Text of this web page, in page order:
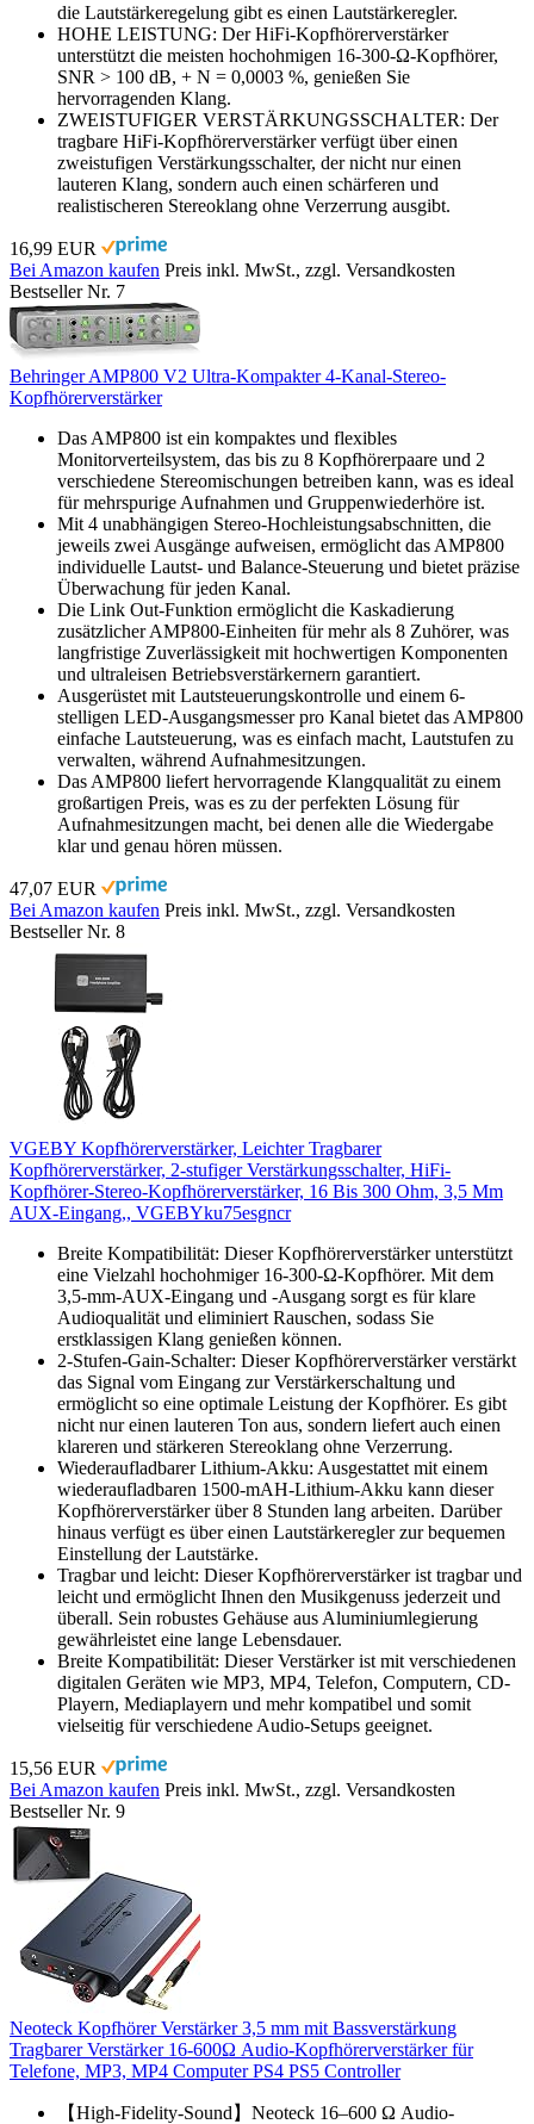
die Lautstärkeregelung gibt es einen Lautstärkeregler.
HOHE LEISTUNG: Der HiFi-Kopfhörerverstärker
unterstützt die meisten hochohmigen 16-300-Ω-Kopfhörer,
SNR > 100 dB, + N = 0,0003 %, genießen Sie
hervorragenden Klang.
ZWEISTUFIGER VERSTÄRKUNGSSCHALTER: Der
tragbare HiFi-Kopfhörerverstärker verfügt über einen
zweistufigen Verstärkungsschalter, der nicht nur einen
lauteren Klang, sondern auch einen schärferen und
realistischeren Stereoklang ohne Verzerrung ausgibt.
16,99 EUR
Bei Amazon kaufen Preis inkl. MwSt., zzgl. Versandkosten
Bestseller Nr. 7
Behringer AMP800 V2 Ultra-Kompakter 4-Kanal-Stereo-
Kopfhörerverstärker
Das AMP800 ist ein kompaktes und flexibles
Monitorverteilsystem, das bis zu 8 Kopfhörerpaare und 2
verschiedene Stereomischungen betreiben kann, was es ideal
für mehrspurige Aufnahmen und Gruppenwiederhöre ist.
Mit 4 unabhängigen Stereo-Hochleistungsabschnitten, die
jeweils zwei Ausgänge aufweisen, ermöglicht das AMP800
individuelle Lautst- und Balance-Steuerung und bietet präzise
Überwachung für jeden Kanal.
Die Link Out-Funktion ermöglicht die Kaskadierung
zusätzlicher AMP800-Einheiten für mehr als 8 Zuhörer, was
langfristige Zuverlässigkeit mit hochwertigen Komponenten
und ultraleisen Betriebsverstärkernern garantiert.
Ausgerüstet mit Lautsteuerungskontrolle und einem 6-
stelligen LED-Ausgangsmesser pro Kanal bietet das AMP800
einfache Lautsteuerung, was es einfach macht, Lautstufen zu
verwalten, während Aufnahmesitzungen.
Das AMP800 liefert hervorragende Klangqualität zu einem
großartigen Preis, was es zu der perfekten Lösung für
Aufnahmesitzungen macht, bei denen alle die Wiedergabe
klar und genau hören müssen.
47,07 EUR
Bei Amazon kaufen Preis inkl. MwSt., zzgl. Versandkosten
Bestseller Nr. 8
VGEBY Kopfhörerverstärker, Leichter Tragbarer
Kopfhörerverstärker, 2-stufiger Verstärkungsschalter, HiFi-
Kopfhörer-Stereo-Kopfhörerverstärker, 16 Bis 300 Ohm, 3,5 Mm
AUX-Eingang,, VGEBYku75esgncr
Breite Kompatibilität: Dieser Kopfhörerverstärker unterstützt
eine Vielzahl hochohmiger 16-300-Ω-Kopfhörer. Mit dem
3,5-mm-AUX-Eingang und -Ausgang sorgt es für klare
Audioqualität und eliminiert Rauschen, sodass Sie
erstklassigen Klang genießen können.
2-Stufen-Gain-Schalter: Dieser Kopfhörerverstärker verstärkt
das Signal vom Eingang zur Verstärkerschaltung und
ermöglicht so eine optimale Leistung der Kopfhörer. Es gibt
nicht nur einen lauteren Ton aus, sondern liefert auch einen
klareren und stärkeren Stereoklang ohne Verzerrung.
Wiederaufladbarer Lithium-Akku: Ausgestattet mit einem
wiederaufladbaren 1500-mAH-Lithium-Akku kann dieser
Kopfhörerverstärker über 8 Stunden lang arbeiten. Darüber
hinaus verfügt es über einen Lautstärkeregler zur bequemen
Einstellung der Lautstärke.
Tragbar und leicht: Dieser Kopfhörerverstärker ist tragbar und
leicht und ermöglicht Ihnen den Musikgenuss jederzeit und
überall. Sein robustes Gehäuse aus Aluminiumlegierung
gewährleistet eine lange Lebensdauer.
Breite Kompatibilität: Dieser Verstärker ist mit verschiedenen
digitalen Geräten wie MP3, MP4, Telefon, Computern, CD-
Playern, Mediaplayern und mehr kompatibel und somit
vielseitig für verschiedene Audio-Setups geeignet.
15,56 EUR
Bei Amazon kaufen Preis inkl. MwSt., zzgl. Versandkosten
Bestseller Nr. 9
Neoteck Kopfhörer Verstärker 3,5 mm mit Bassverstärkung
Tragbarer Verstärker 16-600Ω Audio-Kopfhörerverstärker für
Telefone, MP3, MP4 Computer PS4 PS5 Controller
【High-Fidelity-Sound】Neoteck 16–600 Ω Audio-